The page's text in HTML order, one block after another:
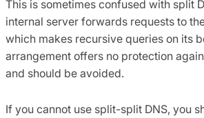
This is sometimes confused with split
internal server forwards requests to
which makes recursive queries on its
arrangement offers no protection
and should be avoided.
If you cannot use split-split DNS, you